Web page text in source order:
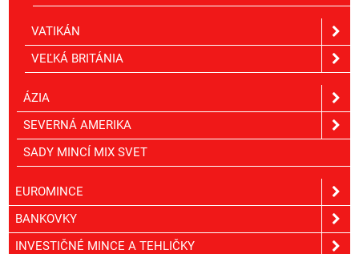
VATIKÁN
VEĽKÁ BRITÁNIA
ÁZIA
SEVERNÁ AMERIKA
SADY MINCÍ MIX SVET
EUROMINCE
BANKOVKY
INVESTIČNÉ MINCE A TEHLIČKY